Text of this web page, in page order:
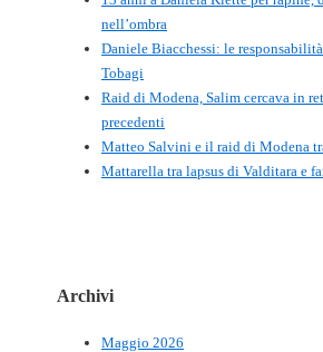
nell’ombra
Daniele Biacchessi: le
Tobagi
Raid di Modena, Salim cercava in
precedenti
Matteo Salvini e il raid di Modena
Mattarella tra lapsus di Valditara e
Archivi
Maggio 2026